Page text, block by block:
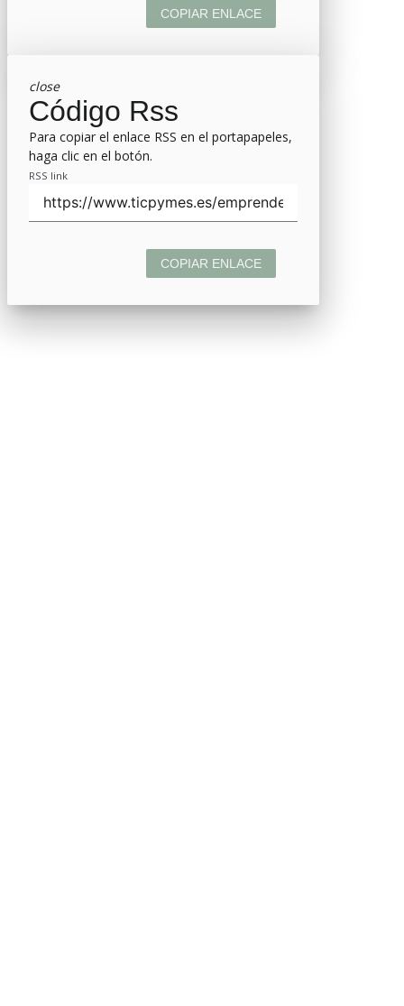
COPIAR ENLACE
close
Código Rss
Para copiar el enlace RSS en el portapapeles,
haga clic en el botón.
RSS link
COPIAR ENLACE